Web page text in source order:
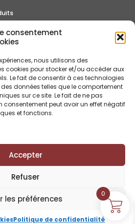
consentement
nous utilisons des
cookies pour stocker et/ou accéder aux
Le fait de consentir à ces technologies
données telles que le comportement
sur ce site. Le fait de ne pas
consentement peut avoir un effet négatif
et fonctions.
Accepter
Refuser
les préférences
Politique de confidentialité
0